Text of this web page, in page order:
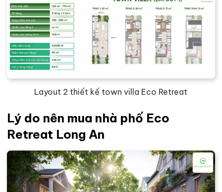
Layout 2 thiết kế town villa Eco Retreat
Lý do nên mua nhà phố Eco
Retreat Long An